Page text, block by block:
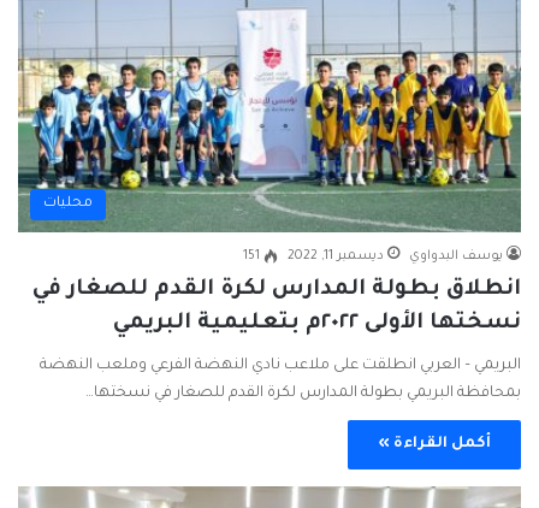
محليات
يوسف البدواوي ديسمبر 11, 2022 151
انطلاق بطولة المدارس لكرة القدم للصغار في
نسختها الأولى ٢٠٢٢م بتعليمية البريمي
البريمي – العربي انطلقت على ملاعب نادي النهضة الفرعي وملعب النهضة
بمحافظة البريمي بطولة المدارس لكرة القدم للصغار في نسختها…
أكمل القراءة »